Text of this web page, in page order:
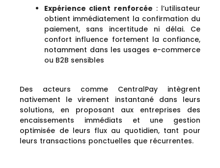
Expérience client renforcée : l’utilisateur
obtient immédiatement la confirmation du
paiement, sans incertitude ni délai. Ce
confort influence fortement la confiance,
notamment dans les usages e-commerce
ou B2B sensibles
Des acteurs comme CentralPay intègrent
nativement le virement instantané dans leurs
solutions, en proposant aux entreprises des
encaissements immédiats et une gestion
optimisée de leurs flux au quotidien, tant pour
leurs transactions ponctuelles que récurrentes.